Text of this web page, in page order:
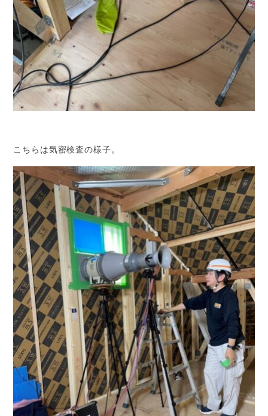
こちらは気密検査の様子。